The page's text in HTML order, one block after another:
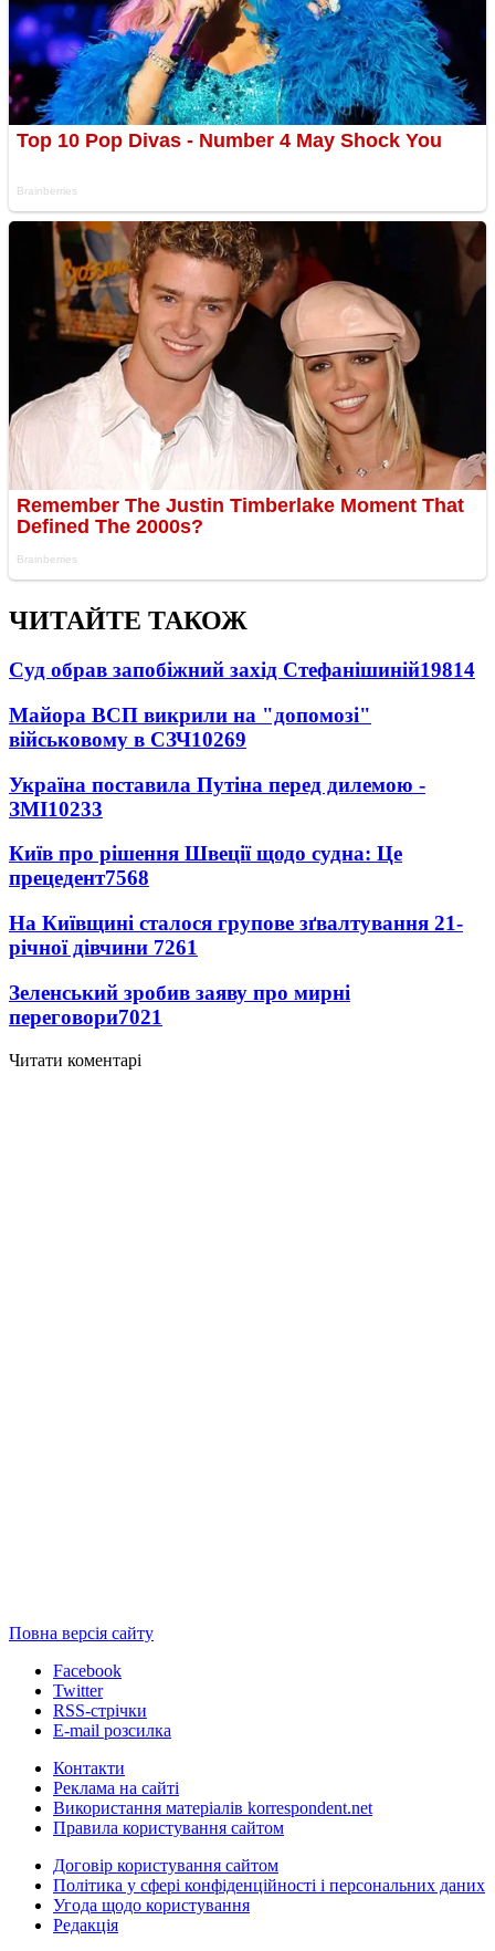
ЧИТАЙТЕ ТАКОЖ
Суд обрав запобіжний захід Стефанішиній19814
Майора ВСП викрили на "допомозі"
військовому в СЗЧ10269
Україна поставила Путіна перед дилемою -
ЗМІ10233
Київ про рішення Швеції щодо судна: Це
прецедент7568
На Київщині сталося групове зґвалтування 21-
річної дівчини 7261
Зеленський зробив заяву про мирні
переговори7021
Читати коментарі
Повна версія сайту
Facebook
Twitter
RSS-стрічки
E-mail розсилка
Контакти
Реклама на сайті
Використання матеріалів korrespondent.net
Правила користування сайтом
Договір користування сайтом
Політика у сфері конфіденційності і персональних даних
Угода щодо користування
Редакція